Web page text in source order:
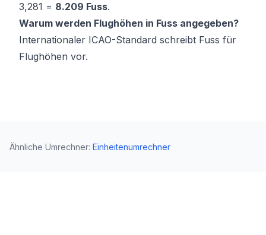
3,281 = 8.209 Fuss.
Warum werden Flughöhen in Fuss angegeben?
Internationaler ICAO-Standard schreibt Fuss für
Flughöhen vor.
Ähnliche Umrechner: Einheitenumrechner